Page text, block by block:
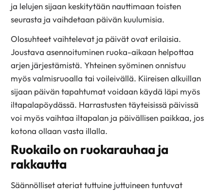
ja lelujen sijaan keskitytään nauttimaan toisten
seurasta ja vaihdetaan päivän kuulumisia.
Olosuhteet vaihtelevat ja päivät ovat erilaisia.
Joustava asennoituminen ruoka-aikaan helpottaa
arjen järjestämistä. Yhteinen syöminen onnistuu
myös valmisruoalla tai voileivällä. Kiireisen alkuillan
sijaan päivän tapahtumat voidaan käydä läpi myös
iltapalapöydässä. Harrastusten täyteisissä päivissä
voi myös vaihtaa iltapalan ja päivällisen paikkaa, jos
kotona ollaan vasta illalla.
Ruokailo on ruokarauhaa ja
rakkautta
Säännölliset ateriat tuttuine juttuineen tuntuvat